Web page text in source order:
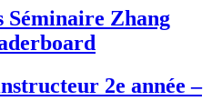
Zhang
2e année –